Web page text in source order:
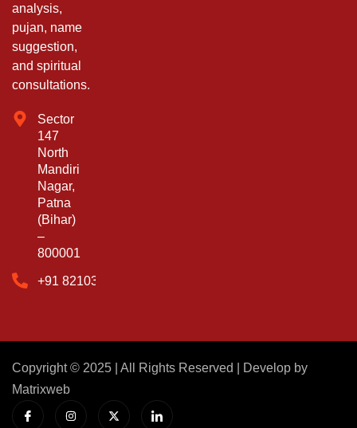
analysis,
pujan, name
suggestion,
and spiritual
consultations.
Sector
147
North
Mandiri
Nagar,
Patna
(Bihar)
–
800001
‪+91 82103 60545‬
Copyright © 2025 | All Rights Reserved | Develop by
Matrixweb